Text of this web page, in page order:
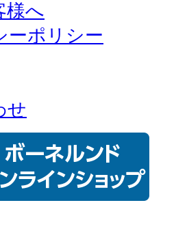
様へ
ーポリシー
せ